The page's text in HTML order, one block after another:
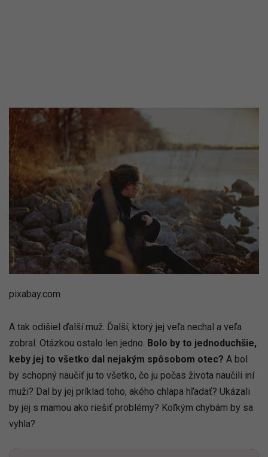
pixabay.com
A tak odišiel ďalší muž. Ďalší, ktorý jej veľa nechal a veľa
zobral. Otázkou ostalo len jedno. Bolo by to jednoduchšie,
keby jej to všetko dal nejakým spôsobom otec? A bol
by schopný naučiť ju to všetko, čo ju počas života naučili iní
muži? Dal by jej príklad toho, akého chlapa hľadať? Ukázali
by jej s mamou ako riešiť problémy? Koľkým chybám by sa
vyhla?